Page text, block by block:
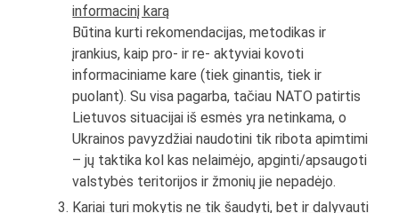
informacinį karą
Būtina kurti rekomendacijas, metodikas ir
įrankius, kaip pro- ir re- aktyviai kovoti
informaciniame kare (tiek ginantis, tiek ir
puolant). Su visa pagarba, tačiau NATO patirtis
Lietuvos situacijai iš esmės yra netinkama, o
Ukrainos pavyzdžiai naudotini tik ribota apimtimi
– jų taktika kol kas nelaimėjo, apginti/apsaugoti
valstybės teritorijos ir žmonių jie nepadėjo.
Kariai turi mokytis ne tik šaudyti, bet ir dalyvauti